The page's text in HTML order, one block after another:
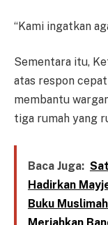
“Kami ingatkan
Sementara itu,
atas respon
membantu
tiga rumah yang
Baca Juga:
Hadirkan
Buku